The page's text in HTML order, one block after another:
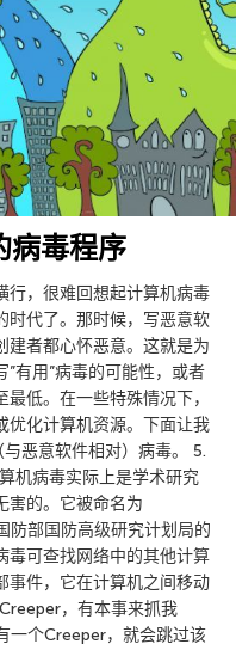
病毒程序
行，很难回想起计算机病毒
时代了。那时候，写恶意软
建者都心怀恶意。这就是为
有用”病毒的可能性，或者
低。在一些特殊情况下，
优化计算机资源。下面让我
恶意软件相对）病毒。 5.
机病毒实际上是学术研究
害的。它被命名为
防部国防高级研究计划局的
毒可查找网络中的其他计算
事件，它在计算机之间移动
，有本事来抓我
一个Creeper，就会跳过该